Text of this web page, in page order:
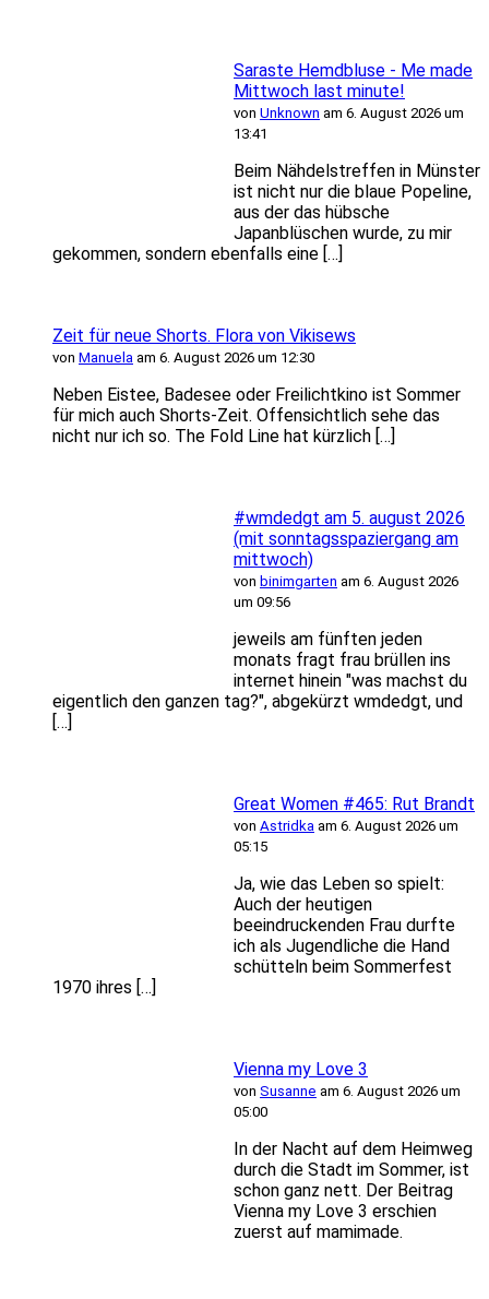
Saraste Hemdbluse - Me made
Mittwoch last minute!
von Unknown am 6. August 2026 um
13:41
Beim Nähdelstreffen in Münster
ist nicht nur die blaue Popeline,
aus der das hübsche
Japanblüschen wurde, zu mir
gekommen, sondern ebenfalls eine […]
Zeit für neue Shorts. Flora von Vikisews
von Manuela am 6. August 2026 um 12:30
Neben Eistee, Badesee oder Freilichtkino ist Sommer
für mich auch Shorts-Zeit. Offensichtlich sehe das
nicht nur ich so. The Fold Line hat kürzlich […]
#wmdedgt am 5. august 2026
(mit sonntagsspaziergang am
mittwoch)
von binimgarten am 6. August 2026
um 09:56
jeweils am fünften jeden
monats fragt frau brüllen ins
internet hinein "was machst du
eigentlich den ganzen tag?", abgekürzt wmdedgt, und
[…]
Great Women #465: Rut Brandt
von Astridka am 6. August 2026 um
05:15
Ja, wie das Leben so spielt:
Auch der heutigen
beeindruckenden Frau durfte
ich als Jugendliche die Hand
schütteln beim Sommerfest
1970 ihres […]
Vienna my Love 3
von Susanne am 6. August 2026 um
05:00
In der Nacht auf dem Heimweg
durch die Stadt im Sommer, ist
schon ganz nett. Der Beitrag
Vienna my Love 3 erschien
zuerst auf mamimade.